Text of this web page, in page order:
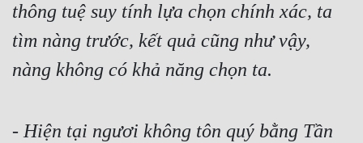
thông tuệ suy tính lựa chọn chính xác, ta
tìm nàng trước, kết quả cũng như vậy,
nàng không có khả năng chọn ta.
- Hiện tại ngươi không tôn quý bằng Tần